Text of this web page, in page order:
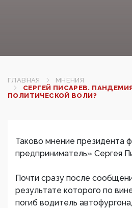
ГЛАВНАЯ
МНЕНИЯ
СЕРГЕЙ ПИСАРЕВ.
ПОЛИТИЧЕСКОЙ ВОЛИ?
Таково мнение президента
предприниматель» Сергея
Почти сразу после
результате которого по
погиб водитель